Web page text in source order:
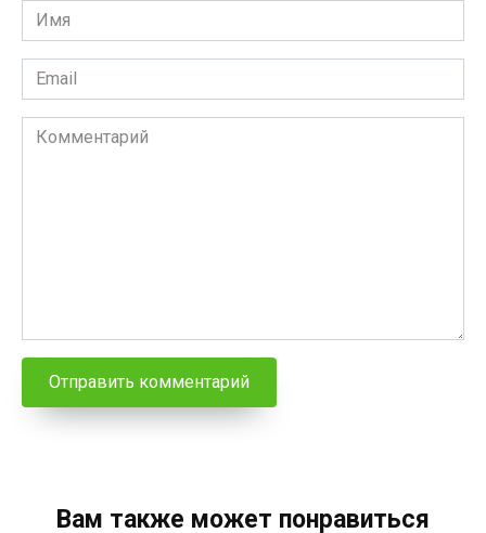
Имя
*
Email
*
Комментарий
Вам также может понравиться